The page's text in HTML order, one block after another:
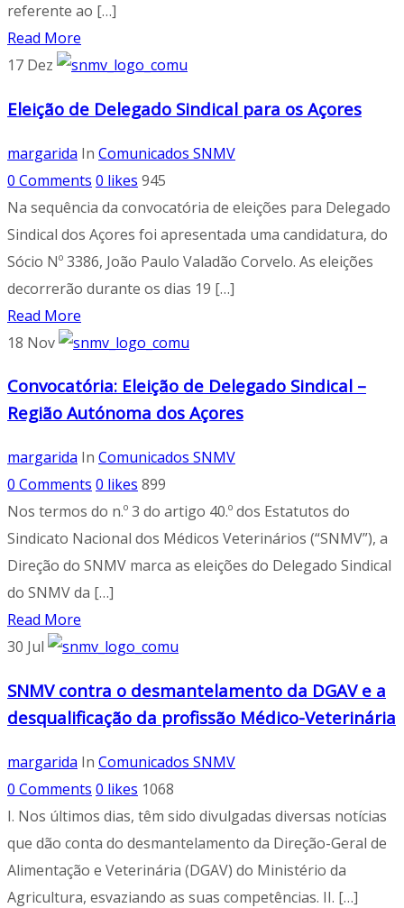
referente ao […]
Read More
17 Dez
Eleição de Delegado Sindical para os Açores
margarida In Comunicados SNMV
0 Comments 0 likes 945
Na sequência da convocatória de eleições para Delegado
Sindical dos Açores foi apresentada uma candidatura, do
Sócio Nº 3386, João Paulo Valadão Corvelo. As eleições
decorrerão durante os dias 19 […]
Read More
18 Nov
Convocatória: Eleição de Delegado Sindical –
Região Autónoma dos Açores
margarida In Comunicados SNMV
0 Comments 0 likes 899
Nos termos do n.º 3 do artigo 40.º dos Estatutos do
Sindicato Nacional dos Médicos Veterinários (“SNMV”), a
Direção do SNMV marca as eleições do Delegado Sindical
do SNMV da […]
Read More
30 Jul
SNMV contra o desmantelamento da DGAV e a
desqualificação da profissão Médico-Veterinária
margarida In Comunicados SNMV
0 Comments 0 likes 1068
I. Nos últimos dias, têm sido divulgadas diversas notícias
que dão conta do desmantelamento da Direção-Geral de
Alimentação e Veterinária (DGAV) do Ministério da
Agricultura, esvaziando as suas competências. II. […]